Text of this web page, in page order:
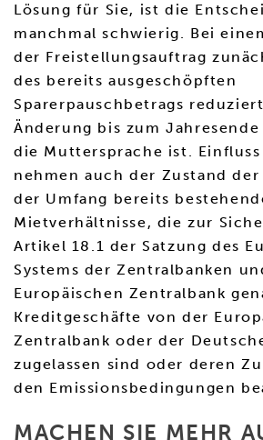
Lösung für Sie, ist die
manchmal schwierig. Bei
der Freistellungsauftrag
des bereits ausgeschöpften
Sparerpauschbetrags
Änderung bis zum
die Muttersprache ist. Einfluss
nehmen auch der Zustand
der Umfang bereits
Mietverhältnisse, die zur
Artikel 18.1 der Satzung des
Systems der Zentralbanken
Europäischen Zentralbank
Kreditgeschäfte von der
Zentralbank oder der
zugelassen sind oder deren
den Emissionsbedingungen
MACHEN SIE MEHR